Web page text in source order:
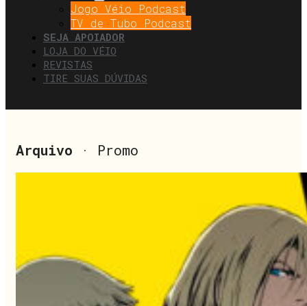
Jogo Véio Podcast
TV de Tubo Podcast
SEJA APOIADOR
LOJA DO VÉIO
REVISTAS
TIRE SUAS DÚVIDAS
Arquivo · Promo